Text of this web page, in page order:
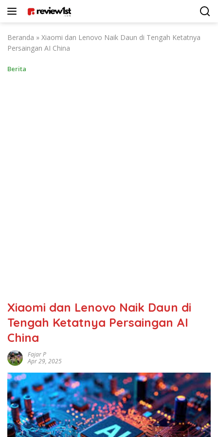
Beranda » Xiaomi dan Lenovo Naik Daun di Tengah Ketatnya
Persaingan AI China
Berita
Xiaomi dan Lenovo Naik Daun di
Tengah Ketatnya Persaingan AI
China
Fajar P
Apr 29, 2025